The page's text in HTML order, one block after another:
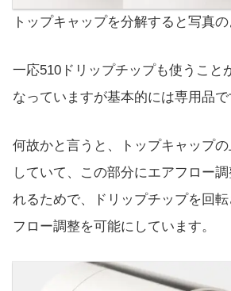
トップキャップを分解すると写真の
一応510ドリップチップも使うこと
なっていますが基本的には専用品で
何故かと言うと、トップキャップ
していて、この部分にエアフロー
れるためで、ドリップチップを回
フロー調整を可能にしています。